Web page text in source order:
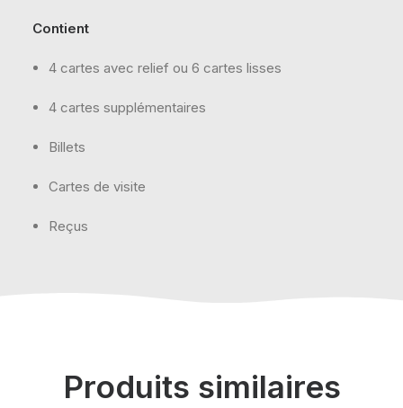
Contient
4 cartes avec relief ou 6 cartes lisses
4 cartes supplémentaires
Billets
Cartes de visite
Reçus
Produits similaires